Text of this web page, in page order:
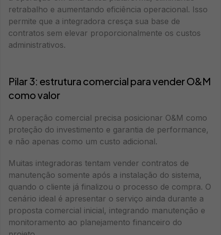
retrabalho e aumentando eficiência operacional. Isso
permite que a integradora cresça sua base de
contratos sem elevar proporcionalmente os custos
administrativos.
Pilar 3: estrutura comercial para vender O&M
como valor
A operação comercial precisa posicionar O&M como
proteção do investimento e garantia de performance,
e não apenas como um custo adicional.
Muitas integradoras tentam vender contratos de
manutenção somente após a instalação do sistema,
quando o cliente já finalizou o processo de compra. O
cenário ideal é apresentar o serviço ainda durante a
proposta comercial inicial, integrando manutenção e
monitoramento ao planejamento financeiro do